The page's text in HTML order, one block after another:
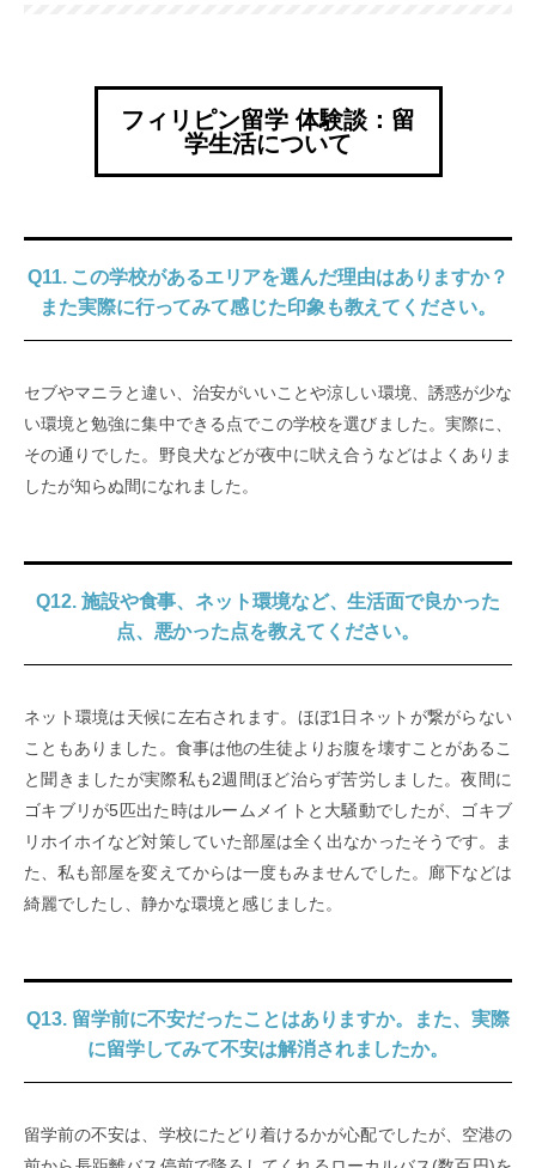
フィリピン留学 体験談：留
学生活について
Q11. この学校があるエリアを選んだ理由はありますか？
また実際に行ってみて感じた印象も教えてください。
セブやマニラと違い、治安がいいことや涼しい環境、誘惑が少な
い環境と勉強に集中できる点でこの学校を選びました。実際に、
その通りでした。野良犬などが夜中に吠え合うなどはよくありま
したが知らぬ間になれました。
Q12. 施設や食事、ネット環境など、生活面で良かった
点、悪かった点を教えてください。
ネット環境は天候に左右されます。ほぼ1日ネットが繋がらない
こともありました。食事は他の生徒よりお腹を壊すことがあるこ
と聞きましたが実際私も2週間ほど治らず苦労しました。夜間に
ゴキブリが5匹出た時はルームメイトと大騒動でしたが、ゴキブ
リホイホイなど対策していた部屋は全く出なかったそうです。ま
た、私も部屋を変えてからは一度もみませんでした。廊下などは
綺麗でしたし、静かな環境と感じました。
Q13. 留学前に不安だったことはありますか。また、実際
に留学してみて不安は解消されましたか。
留学前の不安は、学校にたどり着けるかが心配でしたが、空港の